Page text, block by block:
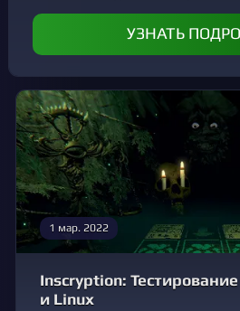
УЗНАТЬ
1 мар. 2022
Inscryption:
и Linux